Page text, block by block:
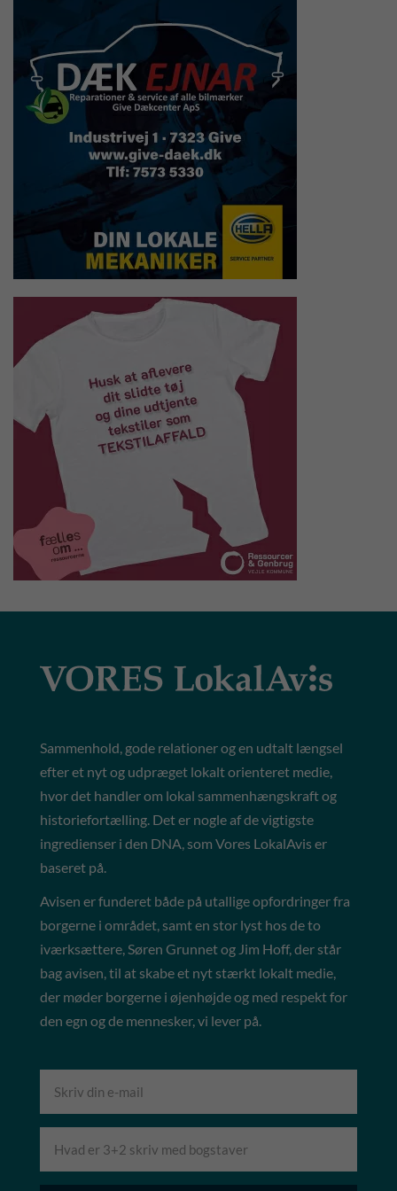
Sammenhold, gode relationer og en udtalt længsel
efter et nyt og udpræget lokalt orienteret medie,
hvor det handler om lokal sammenhængskraft og
historiefortælling. Det er nogle af de vigtigste
ingredienser i den DNA, som Vores LokalAvis er
baseret på.
Avisen er funderet både på utallige opfordringer fra
borgerne i området, samt en stor lyst hos de to
iværksættere, Søren Grunnet og Jim Hoff, der står
bag avisen, til at skabe et nyt stærkt lokalt medie,
der møder borgerne i øjenhøjde og med respekt for
den egn og de mennesker, vi lever på.